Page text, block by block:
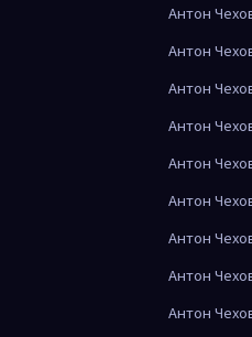
Антон
Антон
Антон
Антон
Антон
Антон
Антон
Антон
Антон